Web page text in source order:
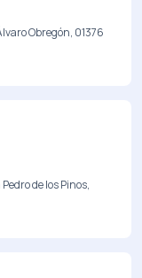
Obregón, 01376
de los Pinos,